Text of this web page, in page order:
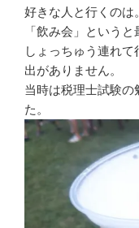
好きな人と行くのは。
「飲み会」という
しょっちゅう連れ
出がありません。
当時は税理士試験の
た。